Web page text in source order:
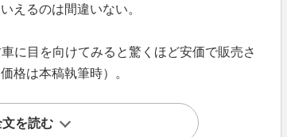
えるのは間違いない。
に目を向けてみると驚くほど安価で販売さ
格は本稿執筆時）。
を読む